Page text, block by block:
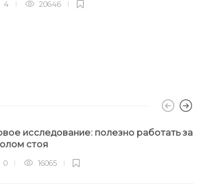
4 20646
исследование: полезно работать за
стоя
0 16065